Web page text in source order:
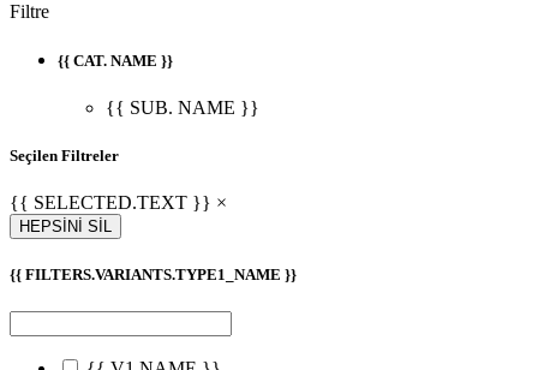
Filtre
{{ CAT. NAME }}
{{ SUB. NAME }}
Seçilen Filtreler
{{ SELECTED.TEXT }} ×
HEPSİNİ SİL
{{ FILTERS.VARIANTS.TYPE1_NAME }}